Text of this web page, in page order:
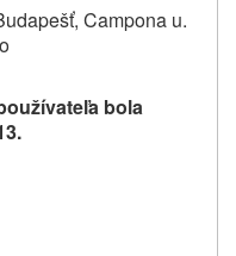
Campona u.
bola